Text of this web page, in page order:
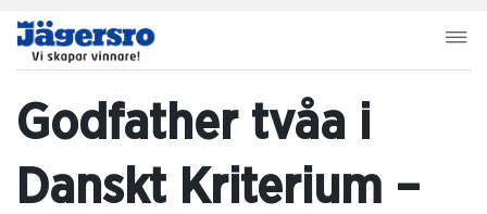
Godfather tvåa i
Danskt Kriterium –